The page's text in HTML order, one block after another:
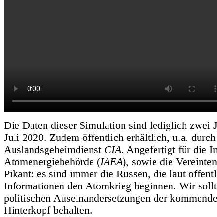
Die Daten dieser Simulation sind lediglich zwei
Juli 2020. Zudem öffentlich erhältlich, u.a.
Auslandsgeheimdienst CIA. Angefertigt für die
Atomenergiebehörde (IAEA), sowie die
Pikant: es sind immer die Russen, die laut
Informationen den Atomkrieg beginnen. Wir
politischen Auseinandersetzungen der
Hinterkopf behalten.